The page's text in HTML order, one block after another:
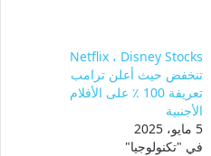
Netflix ، Disney Stocks
تنخفض حيث أعلن ترامب
تعريفة 100 ٪ على الأفلام
الأجنبية
5 مايو، 2025
في "تكنولوجيا"